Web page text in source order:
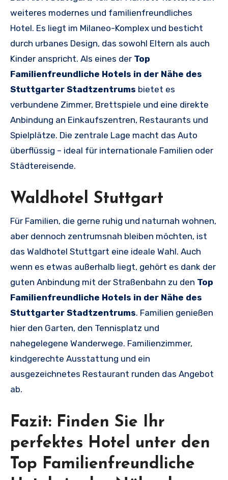
weiteres modernes und familienfreundliches
Hotel. Es liegt im Milaneo-Komplex und besticht
durch urbanes Design, das sowohl Eltern als auch
Kinder anspricht. Als eines der Top
Familienfreundliche Hotels in der Nähe des
Stuttgarter Stadtzentrums bietet es
verbundene Zimmer, Brettspiele und eine direkte
Anbindung an Einkaufszentren, Restaurants und
Spielplätze. Die zentrale Lage macht das Auto
überflüssig – ideal für internationale Familien oder
Städtereisende.
Waldhotel Stuttgart
Für Familien, die gerne ruhig und naturnah wohnen,
aber dennoch zentrumsnah bleiben möchten, ist
das Waldhotel Stuttgart eine ideale Wahl. Auch
wenn es etwas außerhalb liegt, gehört es dank der
guten Anbindung mit der Straßenbahn zu den Top
Familienfreundliche Hotels in der Nähe des
Stuttgarter Stadtzentrums. Familien genießen
hier den Garten, den Tennisplatz und
nahegelegene Wanderwege. Familienzimmer,
kindgerechte Ausstattung und ein
ausgezeichnetes Restaurant runden das Angebot
ab.
Fazit: Finden Sie Ihr
perfektes Hotel unter den
Top Familienfreundliche